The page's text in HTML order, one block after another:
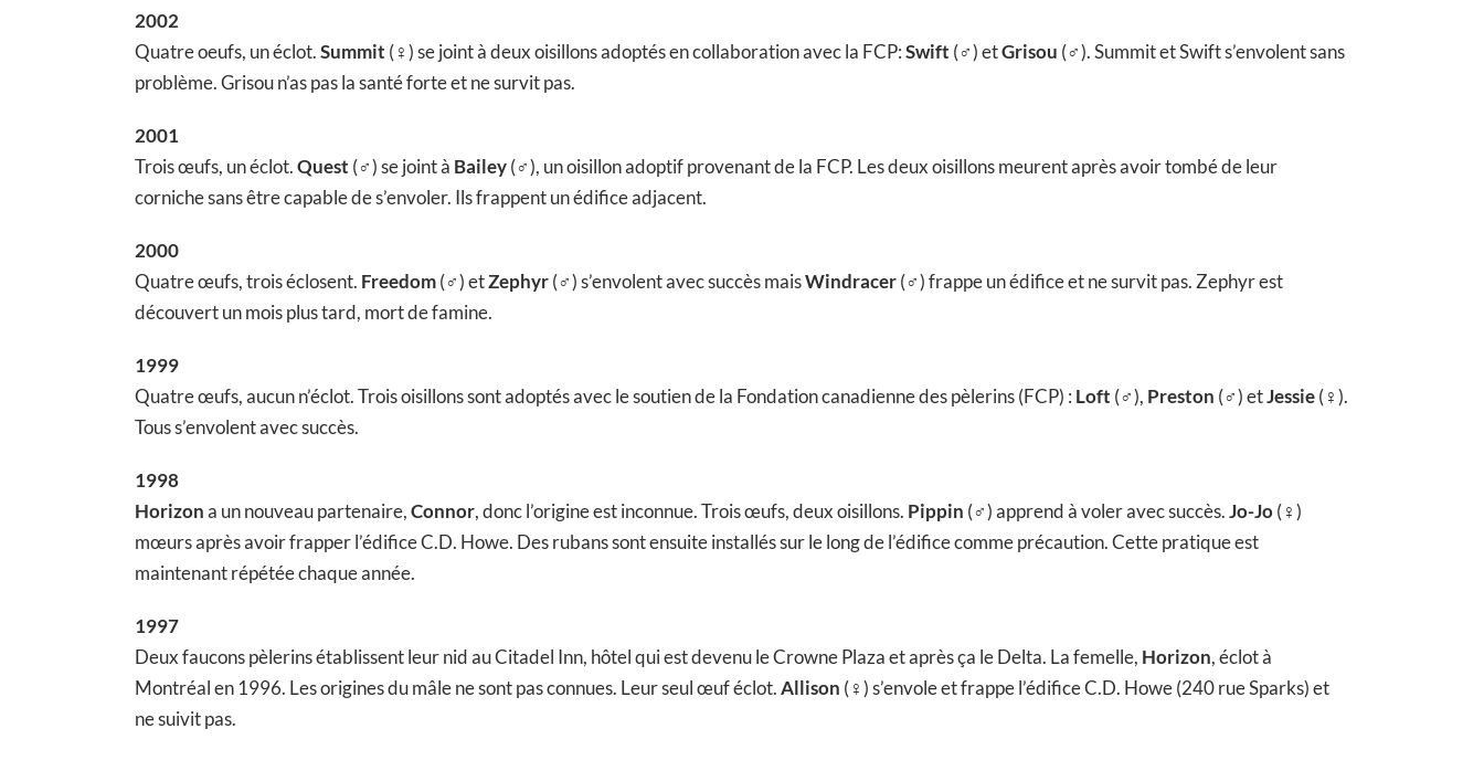
2002
Quatre oeufs, un éclot.Summit (♀) se joint à deux oisillons adoptés en collaboration avec la FCP:Swift (♂) etGrisou (♂). Summit et Swift s’envolent sans
problème. Grisou n’as pas la santé forte et ne survit pas.
2001
Trois œufs, un éclot.Quest (♂) se joint à Bailey(♂), un oisillon adoptif provenant de la FCP. Les deux oisillons meurent après avoir tombé de leur
corniche sans être capable de s’envoler. Ils frappent un édifice adjacent.
2000
Quatre œufs, trois éclosent. Freedom(♂) etZephyr(♂) s’envolent avec succès maisWindracer(♂) frappe un édifice et ne survit pas. Zephyr est
découvert un mois plus tard, mort de famine.
1999
Quatre œufs, aucun n’éclot. Trois oisillons sont adoptés avec le soutien de la Fondation canadienne des pèlerins (FCP) : Loft (♂), Preston (♂) etJessie(♀).
Tous s’envolent avec succès.
1998
Horizona un nouveau partenaire,Connor, donc l’origine est inconnue. Trois œufs, deux oisillons. Pippin (♂) apprend à voler avec succès.Jo-Jo(♀)
mœurs après avoir frapper l’édifice C.D. Howe. Des rubans sont ensuite installés sur le long de l’édifice comme précaution. Cette pratique est
maintenant répétée chaque année.
1997
Deux faucons pèlerins établissent leur nid au Citadel Inn, hôtel qui est devenu le Crowne Plaza et après ça le Delta. La femelle, Horizon, éclot à
Montréal en 1996. Les origines du mâle ne sont pas connues. Leur seul œuf éclot.Allison (♀) s’envole et frappe l’édifice C.D. Howe (240 rue Sparks) et
ne suivit pas.